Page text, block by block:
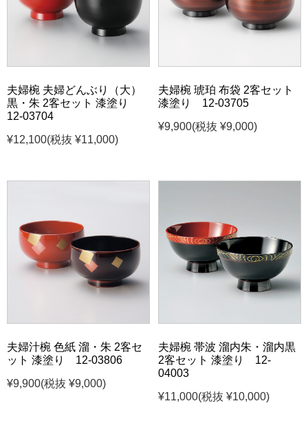
夫婦椀 夫婦どんぶり（大）
黒・朱 2客セット 漆塗り
12-03704
¥12,100(税抜 ¥11,000)
夫婦椀 琥珀 布袋 2客セット
漆塗り 12-03705
¥9,900(税抜 ¥9,000)
夫婦汁椀 色紙 溜・朱 2客セ
ット 漆塗り 12-03806
¥9,900(税抜 ¥9,000)
夫婦椀 帯波 溜内朱・溜内黒
2客セット 漆塗り 12-
04003
¥11,000(税抜 ¥10,000)